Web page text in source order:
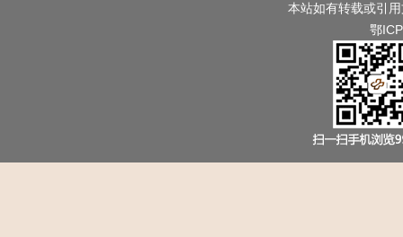
本站如有转载或引
鄂